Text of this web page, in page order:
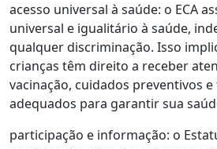
acesso universal à saúde: o ECA
universal e igualitário à saúde,
qualquer discriminação. Isso
crianças têm direito a receber
vacinação, cuidados preventivos
adequados para garantir sua
participação e informação: o